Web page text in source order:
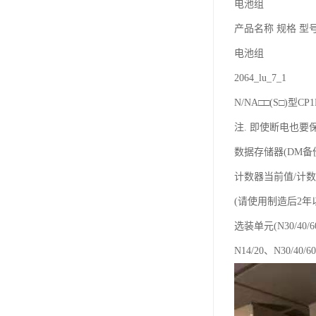
电池组
产品名称 规格 型
电池组
2064_lu_7_1
N/NA□□(S□)型
注. 即使断电也要
数据存储器(DM
计数器当前值/计
(请使用制造后2年
选装单元(N30/40/
N14/20、N30/40/